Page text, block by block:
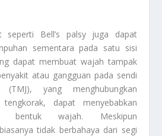
seperti Bell’s palsy juga dapat
sementara pada satu sisi
dapat membuat wajah tampak
atau gangguan pada sendi
(TMJ), yang menghubungkan
dapat menyebabkan
bentuk wajah. Meskipun
tidak berbahaya dari segi